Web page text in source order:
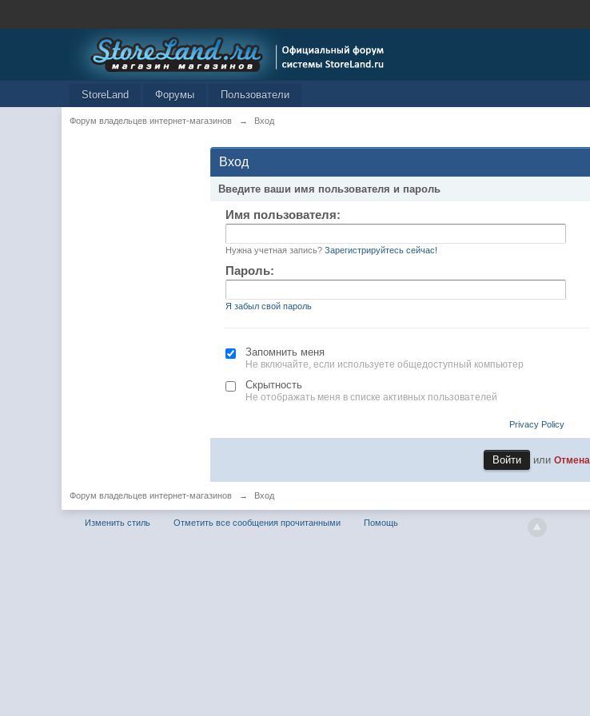
StoreLand Форумы Пользователи
Форум владельцев интернет-магазинов → Вход
Вход
Введите ваши имя пользователя и пароль
Имя пользователя:
Нужна учетная запись? Зарегистрируйтесь сейчас!
Пароль:
Я забыл свой пароль
Запомнить меня
Не включайте, если используете общедоступный компьютер
Скрытность
Не отображать меня в списке активных пользователей
Privacy Policy
илиОтмена
Форум владельцев интернет-магазинов → Вход
Изменить стиль Отметить все сообщения прочитанными Помощь